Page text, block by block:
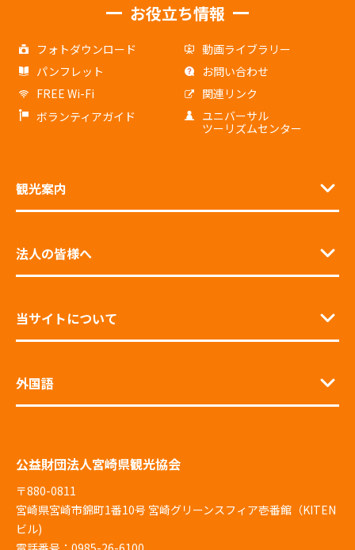
お役立ち情報
フォトダウンロード
動画ライブラリー
パンフレット
お問い合わせ
FREE Wi-Fi
関連リンク
ボランティアガイド
ユニバーサル
ツーリズムセンター
観光案内
法人の皆様へ
当サイトについて
外国語
公益財団法人宮崎県観光協会
〒880-0811
宮崎県宮崎市錦町1番10号 宮崎グリーンスフィア壱番館（KITEN
ビル)